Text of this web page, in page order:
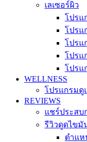
เลเซอร์ผิว
โปรแ
โปรแ
โปรแ
โปรแ
โปรแ
WELLNESS
โปรแกรมดู
REVIEWS
แชร์ประส
รีวิวดูดไขมั
ตำแห